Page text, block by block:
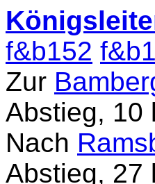
f&b152
Zur
Abstieg, 10
Nach
Abstieg, 27